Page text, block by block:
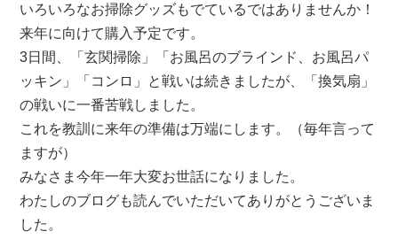
いろいろなお掃除グッズもでているではありませんか！
来年に向けて購入予定です。
3日間、「玄関掃除」「お風呂のブラインド、お風呂パ
ッキン」「コンロ」と戦いは続きましたが、「換気扇」
の戦いに一番苦戦しました。
これを教訓に来年の準備は万端にします。（毎年言って
ますが）
みなさま今年一年大変お世話になりました。
わたしのブログも読んでいただいてありがとうございま
した。